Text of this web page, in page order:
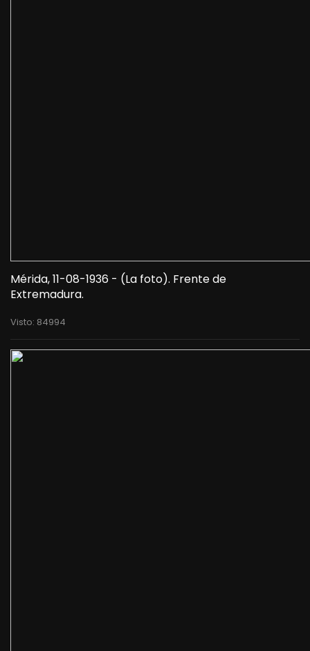
Mérida, 11-08-1936 - (La foto). Frente de
Extremadura.
Visto: 84994